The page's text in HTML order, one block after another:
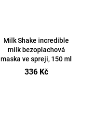
Milk Shake incredible
milk bezoplachová
maska ve spreji, 150 ml
336 Kč